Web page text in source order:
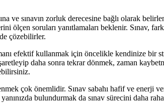
ve sınavın zorluk derecesine bağlı olarak
ölçen soruları yanıtlamaları beklenir. Sınav,
çözebilirler.
efektif kullanmak için öncelikle kendinize
daha sonra tekrar dönmek, zaman
çok önemlidir. Sınav sabahı hafif ve enerji
bulundurmak da sınav sürecini daha